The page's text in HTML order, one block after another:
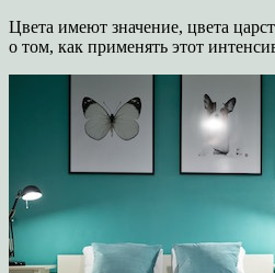
Цвета имеют значение, цвета
о том, как применять этот